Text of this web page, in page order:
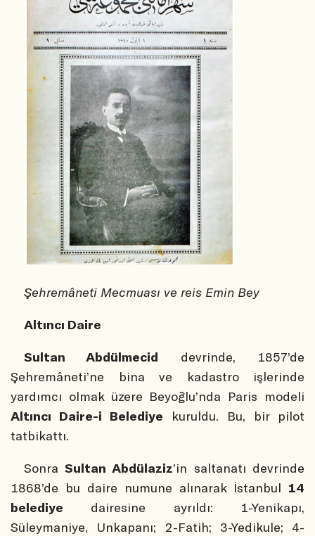
Şehremâneti Mecmuası ve reis Emin Bey
Altıncı Daire
Sultan Abdülmecid devrinde, 1857’de
Şehremâneti’ne bina ve kadastro işlerinde
yardımcı olmak üzere Beyoğlu’nda Paris modeli
Altıncı Daire-i Belediye kuruldu. Bu, bir pilot
tatbikattı.
SonraSultan Abdülaziz’in saltanatı devrinde
1868’de bu daire numune alınarak İstanbul 14
belediye dairesine ayrıldı: 1-Yenikapı,
Süleymaniye, Unkapanı; 2-Fatih; 3-Yedikule; 4-